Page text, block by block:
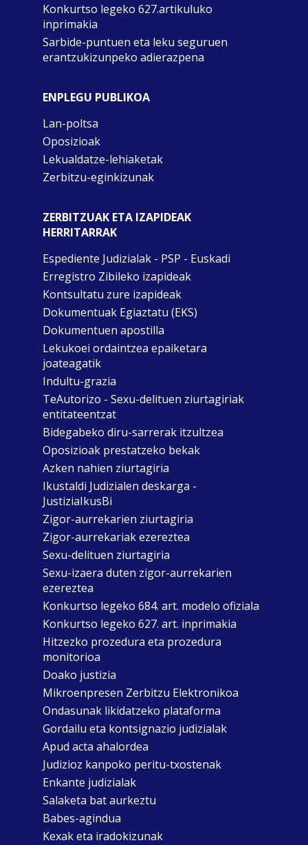
Konkurtso legeko 627.artikuluko
inprimakia
Sarbide-puntuen eta leku seguruen
erantzukizunpeko adierazpena
ENPLEGU PUBLIKOA
Lan-poltsa
Oposizioak
Lekualdatze-lehiaketak
Zerbitzu-eginkizunak
ZERBITZUAK ETA IZAPIDEAK
HERRITARRAK
Espediente Judizialak - PSP - Euskadi
Erregistro Zibileko izapideak
Kontsultatu zure izapideak
Dokumentuak Egiaztatu (EKS)
Dokumentuen apostilla
Lekukoei ordaintzea epaiketara
joateagatik
Indultu-grazia
TeAutorizo - Sexu-delituen ziurtagiriak
entitateentzat
Bidegabeko diru-sarrerak itzultzea
Oposizioak prestatzeko bekak
Azken nahien ziurtagiria
Ikustaldi Judizialen deskarga -
JustiziaIkusBi
Zigor-aurrekarien ziurtagiria
Zigor-aurrekariak ezereztea
Sexu-delituen ziurtagiria
Sexu-izaera duten zigor-aurrekarien
ezereztea
Konkurtso legeko 684. art. modelo ofiziala
Konkurtso legeko 627. art. inprimakia
Hitzezko prozedura eta prozedura
monitorioa
Doako justizia
Mikroenpresen Zerbitzu Elektronikoa
Ondasunak likidatzeko plataforma
Gordailu eta kontsignazio judizialak
Apud acta ahalordea
Judizioz kanpoko peritu-txostenak
Enkante judizialak
Salaketa bat aurkeztu
Babes-agindua
Kexak eta iradokizunak